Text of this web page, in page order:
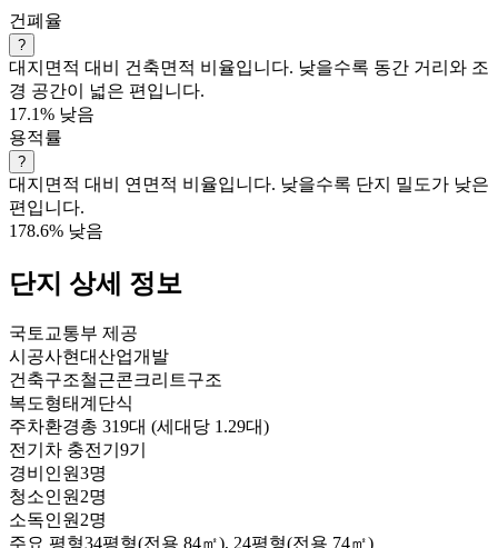
건폐율
?
대지면적 대비 건축면적 비율입니다. 낮을수록 동간 거리와 조
경 공간이 넓은 편입니다.
17.1% 낮음
용적률
?
대지면적 대비 연면적 비율입니다. 낮을수록 단지 밀도가 낮은
편입니다.
178.6% 낮음
단지 상세 정보
국토교통부 제공
시공사현대산업개발
건축구조철근콘크리트구조
복도형태계단식
주차환경총 319대 (세대당 1.29대)
전기차 충전기 9기
경비인원3명
청소인원2명
소독인원2명
주요 평형34평형(전용 84㎡), 24평형(전용 74㎡)